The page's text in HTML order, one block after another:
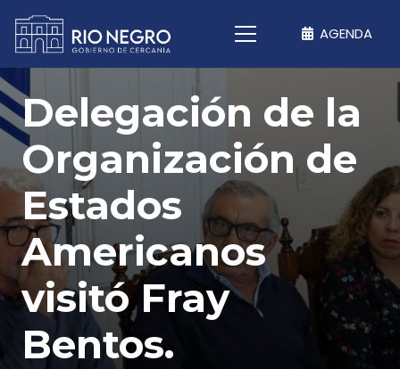
AGENDA
Delegación de la
Organización de
Estados
Americanos
visitó Fray
Bentos.